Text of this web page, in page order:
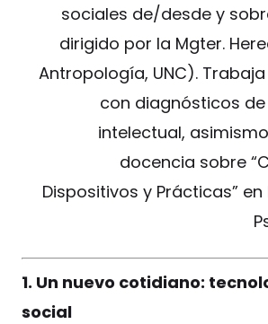
sociales de/desde y
dirigido por la Mgter.
Antropología, UNC).
con diagnósticos
intelectual,
docencia sobre
Dispositivos y Prácticas”
1. Un nuevo cotidiano:
social